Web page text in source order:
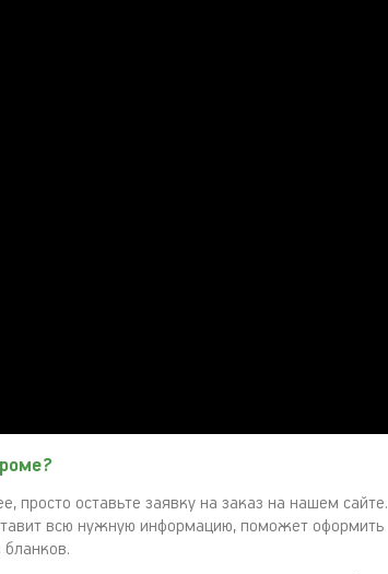
просто оставьте заявку на заказ на нашем сайте.
всю нужную информацию, поможет оформить
бланков.